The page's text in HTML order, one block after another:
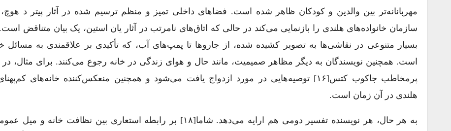
مهربانانه‌تر بین والدین و کودکان ظاهر ‌شده است. فضاهای داخلی تمیز و منظم ترسیم شده در آثار پیتر د
سازمان خانواده‌های هلندی را بازنمایی می‌کند در حالی که اتاق‌های نامرتب در آثار یان استین، یک بیان متناقض
بسیار متنوعی در نقاشی‌ها به تصویر کشیده شده، از جاروها تا پمپ‌های آب، که تأکیدی بر علاقمندی به مسائل
است. همچنین نویسندگان به دیگر مظاهر صمیمیت، مانند حال و هوای زندگی در خانه رجوع می‌کنند. برای مثال، در
هلندی در آن زمان است.
به هر حال، هر نویسنده تفسیر دومی ‌هم ارایه می‌دهد. شاما[۱۸] بر رابطه استعاری بین نظافت خانه و